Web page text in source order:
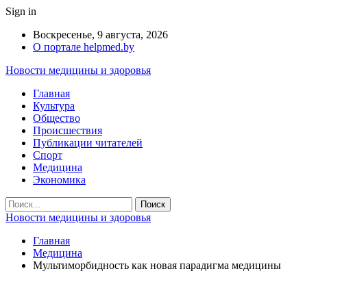
Sign in
Воскресенье, 9 августа, 2026
О портале helpmed.by
Новости медицины и здоровья
Главная
Культура
Общество
Происшествия
Публикации читателей
Спорт
Медицина
Экономика
Новости медицины и здоровья
Главная
Медицина
Мультиморбидность как новая парадигма медицины